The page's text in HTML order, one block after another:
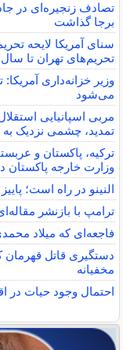
برجا گذاشت
سنای آمریکا لایحه
تحریم‌های تهران تا سال ۲۰۳۱
وزیر خزانه‌داری
می‌شود
مربی اسپانیایی
تمدید، چشمی نزدیک
ترکیه، پاکستان و
وزارت خارجه
النینو در راه است؛
ترامپ با بازنشر
فاجعه‌ای که میلاد
مخفیانه
احتمال وجود حیات در